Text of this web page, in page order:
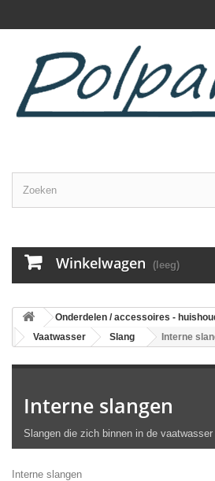
Winkelwagen (leeg)
Onderdelen / accessoires -
Vaatwasser
Slang Interne
Interne slangen
Slangen die zich binnen in de vaatwasser
Interne slangen